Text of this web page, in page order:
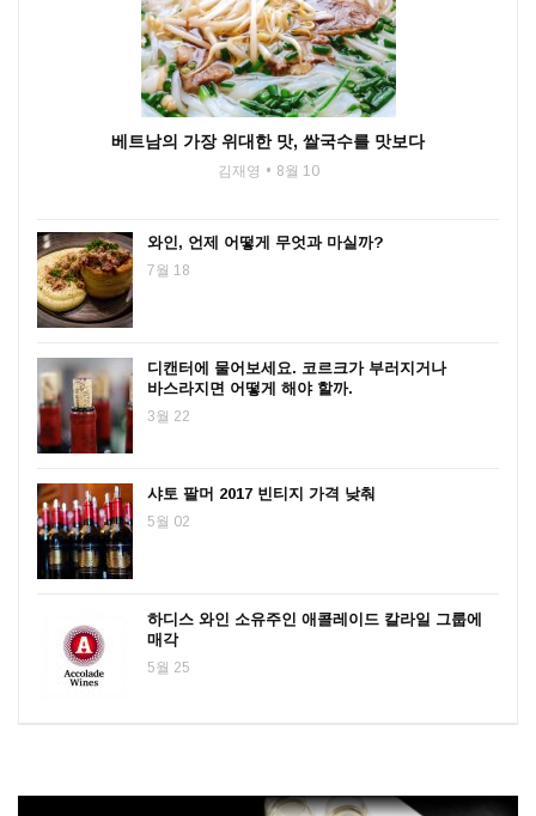
베트남의 가장 위대한 맛, 쌀국수를 맛보다
김재영 8월 10
와인, 언제 어떻게 무엇과 마실까?
7월 18
디캔터에 물어보세요. 코르크가 부러지거나
바스라지면 어떻게 해야 할까.
3월 22
샤토 팔머 2017 빈티지 가격 낮춰
5월 02
하디스 와인 소유주인 애콜레이드 칼라일 그룹에
매각
5월 25